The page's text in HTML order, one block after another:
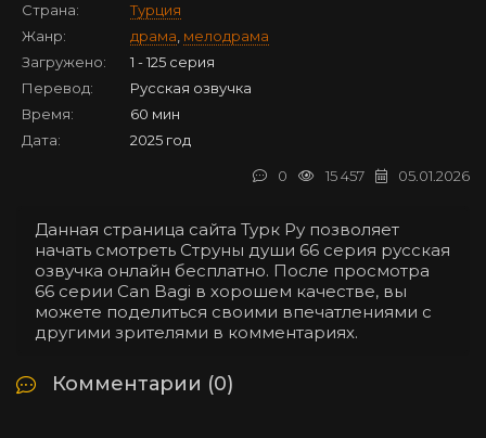
Страна:
Турция
Жанр:
драма мелодрама
Загружено:
1 - 125 серия
Перевод:
Русская озвучка
Время:
60 мин
Дата:
2025 год
05.01.2026
15 457
0
Данная страница сайта Турк Ру позволяет
начать смотреть Струны души 66 серия русская
озвучка онлайн бесплатно. После просмотра
66 серии Can Bagi в хорошем качестве, вы
можете поделиться своими впечатлениями с
другими зрителями в комментариях.
Комментарии (0)